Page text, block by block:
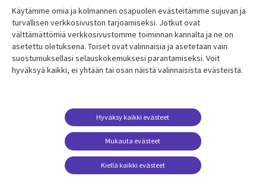
Resurssikeskus
Library
FINLAND
Asiakastarinat
Lisätietoa
Legal
Tietosuoja
Käyttöehdot
Yhteystiedot
Evästeasetuksesi
Media
FINLAND
Käytämme omia ja kolmannen osapuolen evästeitämme sujuvan ja
turvallisen verkkosivuston tarjoamiseksi. Jotkut ovat
välttämättömiä verkkosivustomme toiminnan kannalta ja ne on
asetettu oletuksena. Toiset ovat valinnaisia ​​ja asetetaan vain
suostumuksellasi selauskokemuksesi parantamiseksi. Voit
hyväksyä kaikki, ei yhtään tai osan näistä valinnaisista evästeistä.
Mukauta evästeet
Hyväksy kaikki evästeet
Kiellä kaikki evästeet